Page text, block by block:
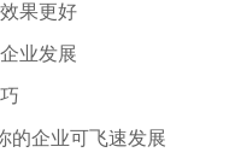
果更好
业发展
的企业可飞速发展